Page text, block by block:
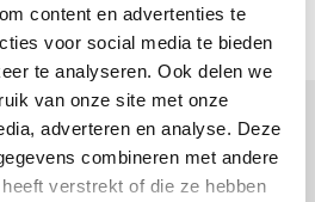
content en advertenties te
voor social media te bieden
te analyseren. Ook delen we
van onze site met onze
adverteren en analyse. Deze
combineren met andere
verstrekt of die ze hebben
Gewoon aandeel
Eurocommercial Properties N.V.